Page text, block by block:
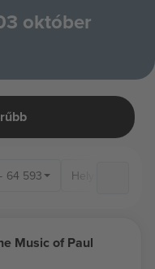
október
- 64 593 Helyszínek
Music of Paul